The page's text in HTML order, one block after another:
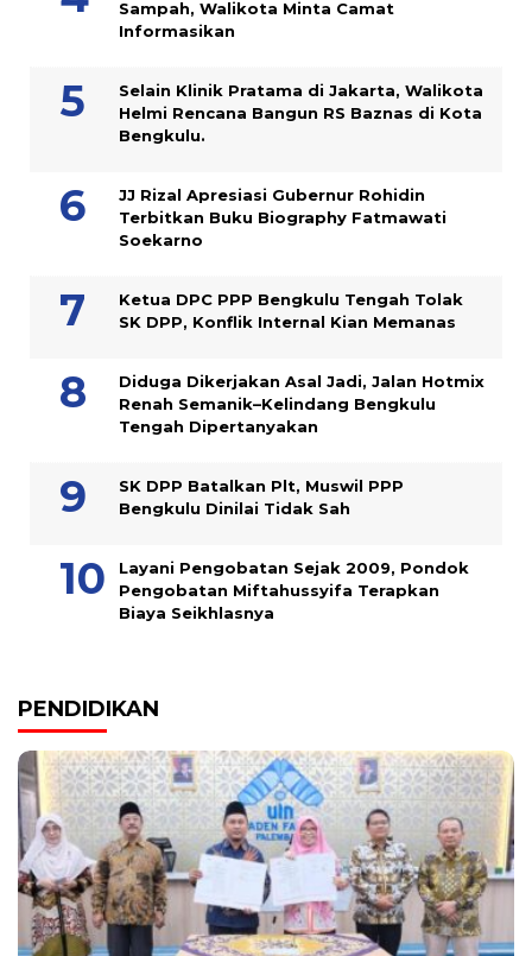
Sampah, Walikota Minta Camat
Informasikan
Selain Klinik Pratama di Jakarta, Walikota
Helmi Rencana Bangun RS Baznas di Kota
Bengkulu.
JJ Rizal Apresiasi Gubernur Rohidin
Terbitkan Buku Biography Fatmawati
Soekarno
Ketua DPC PPP Bengkulu Tengah Tolak
SK DPP, Konflik Internal Kian Memanas
Diduga Dikerjakan Asal Jadi, Jalan Hotmix
Renah Semanik–Kelindang Bengkulu
Tengah Dipertanyakan
SK DPP Batalkan Plt, Muswil PPP
Bengkulu Dinilai Tidak Sah
Layani Pengobatan Sejak 2009, Pondok
Pengobatan Miftahussyifa Terapkan
Biaya Seikhlasnya
PENDIDIKAN